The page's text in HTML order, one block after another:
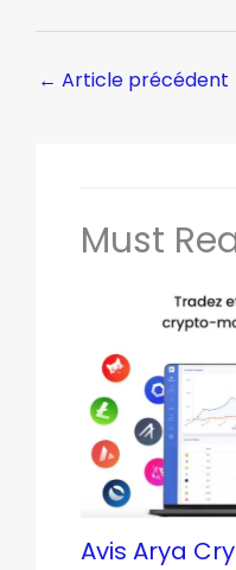
← Article précédent
Must
Avis Arya